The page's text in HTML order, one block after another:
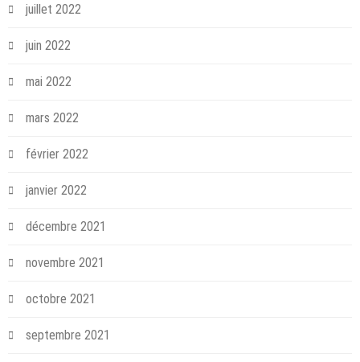
juillet 2022
juin 2022
mai 2022
mars 2022
février 2022
janvier 2022
décembre 2021
novembre 2021
octobre 2021
septembre 2021